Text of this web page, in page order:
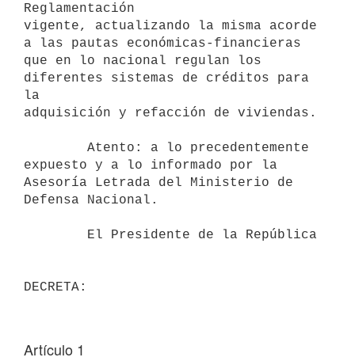
Reglamentación
vigente, actualizando la misma acorde
a las pautas económicas-financieras
que en lo nacional regulan los
diferentes sistemas de créditos para
la
adquisición y refacción de viviendas.
expuesto y a lo informado por la
Asesoría Letrada del Ministerio de
Defensa Nacional.
DECRETA:
Artículo 1